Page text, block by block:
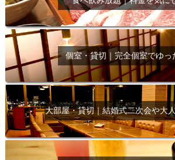
個室・貸切｜完全個室でゆっ
大部屋・貸切｜結婚式二次会や大